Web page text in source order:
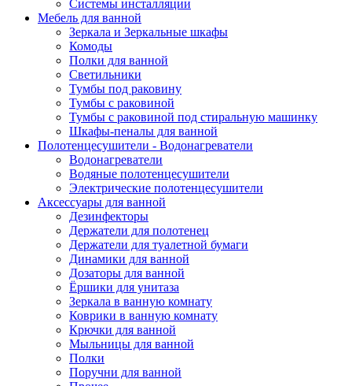
Системы инсталляции
Мебель для ванной
Зеркала и Зеркальные шкафы
Комоды
Полки для ванной
Светильники
Тумбы под раковину
Тумбы с раковиной
Тумбы с раковиной под стиральную машинку
Шкафы-пеналы для ванной
Полотенцесушители - Водонагреватели
Водонагреватели
Водяные полотенцесушители
Электрические полотенцесушители
Аксессуары для ванной
Дезинфекторы
Держатели для полотенец
Держатели для туалетной бумаги
Динамики для ванной
Дозаторы для ванной
Ёршики для унитаза
Зеркала в ванную комнату
Коврики в ванную комнату
Крючки для ванной
Мыльницы для ванной
Полки
Поручни для ванной